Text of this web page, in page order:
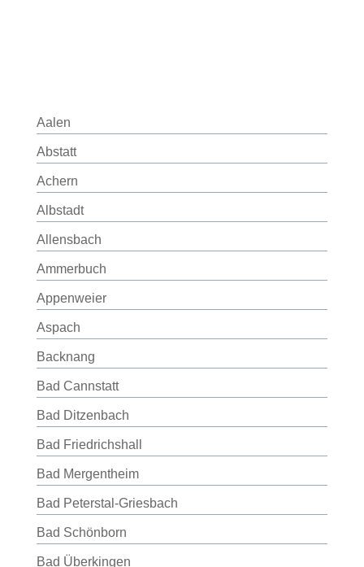
Aalen
Abstatt
Achern
Albstadt
Allensbach
Ammerbuch
Appenweier
Aspach
Backnang
Bad Cannstatt
Bad Ditzenbach
Bad Friedrichshall
Bad Mergentheim
Bad Peterstal-Griesbach
Bad Schönborn
Bad Überkingen